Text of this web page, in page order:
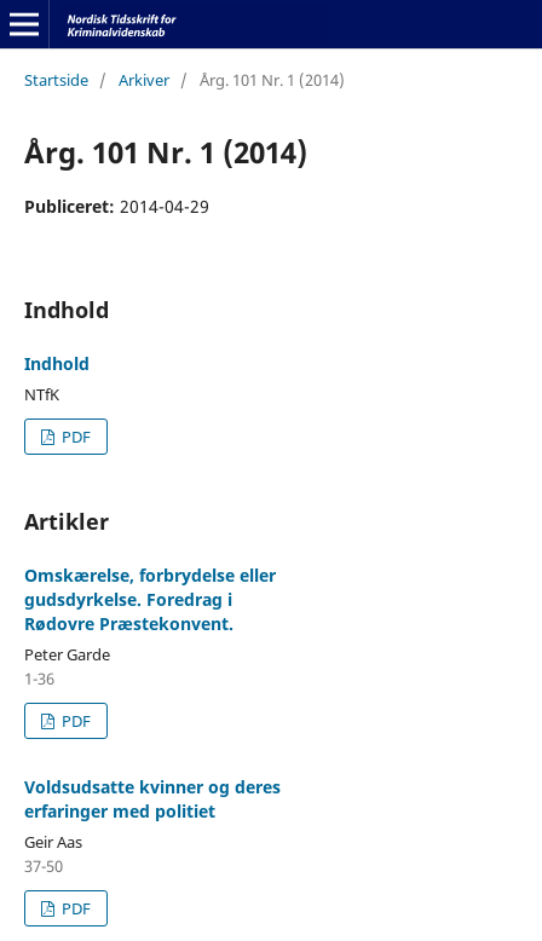
Startside / Arkiver / Årg. 101 Nr. 1 (2014)
Årg. 101 Nr. 1 (2014)
Publiceret: 2014-04-29
Indhold
Indhold
NTfK
PDF
Artikler
Omskærelse, forbrydelse eller
gudsdyrkelse. Foredrag i
Rødovre Præstekonvent.
Peter Garde
1-36
PDF
Voldsudsatte kvinner og deres
erfaringer med politiet
Geir Aas
37-50
PDF